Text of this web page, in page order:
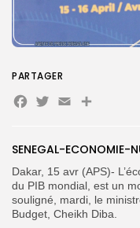
Search
for:
SENEGAL-ECONOMIE-
Dakar, 15 avr (APS)-
du PIB mondial, est un
souligné, mardi, le
Budget, Cheikh Diba.
PARTAGER
Facebook
Twitter
Email